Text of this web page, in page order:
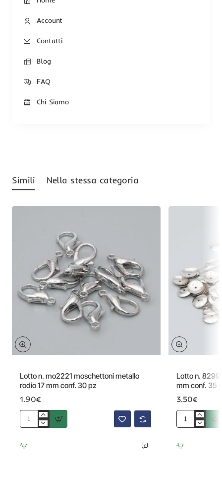
Account
Contatti
Blog
FAQ
Chi Siamo
Simili Nella stessa categoria
Lotto n. mo2221 moschettoni metallo
rodio 17 mm conf. 30 pz
1.90€
Lotto
mo2221
moschettoni
Lotto n.
mm conf. 35
3.50€
Lotto
8299934
coppette